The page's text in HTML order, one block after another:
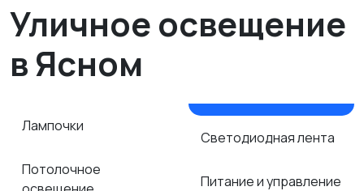
Уличное освещение
в Ясном
Лампочки
Потолочное
Светодиодная лента
Питание и управление